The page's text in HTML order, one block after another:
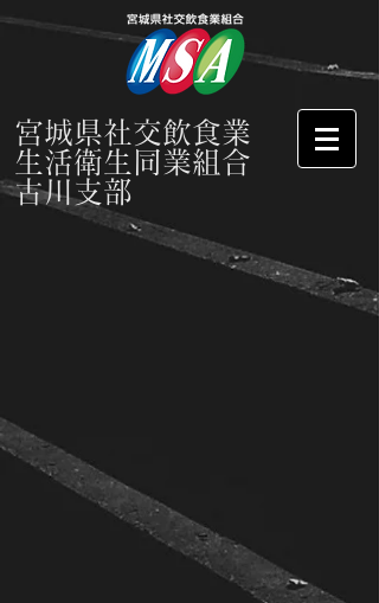
宮城県社交飲食業
生活衛生同業組合
古川支部